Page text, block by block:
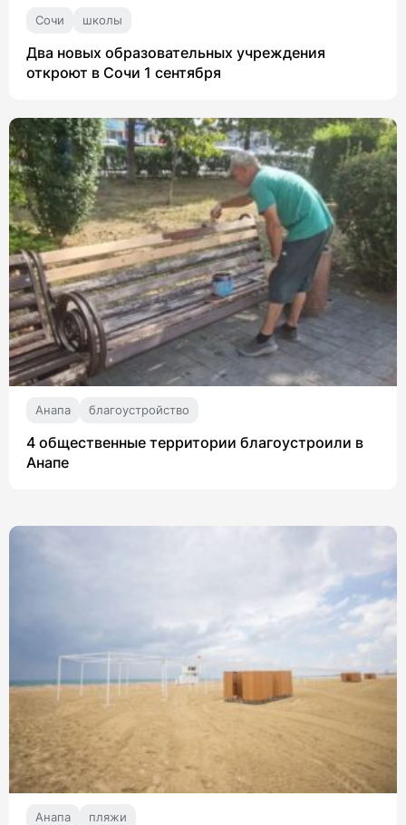
Сочи школы
Два новых образовательных учреждения
откроют в Сочи 1 сентября
Анапа благоустройство
4 общественные территории благоустроили в
Анапе
Анапа пляжи